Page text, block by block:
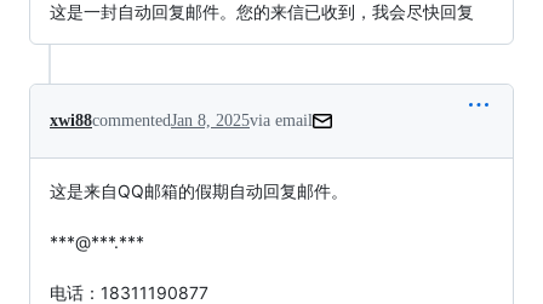
这是一封自动回复邮件。您的来信已收到，我会尽快回复
xwi88commentedJan 8, 2025via email
这是来自QQ邮箱的假期自动回复邮件。
***@***.***
电话：18311190877